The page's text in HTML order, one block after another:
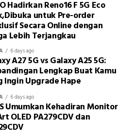
Hadirkan Reno16 F 5G Eco
untuk Pre-order
Secara Online dengan
Lebih Terjangkau
6 days ago
A27 5G vs Galaxy A25 5G:
Lengkap Buat Kamu
Ingin Upgrade Hape
6 days ago
Umumkan Kehadiran Monitor
OLED PA279CDV dan